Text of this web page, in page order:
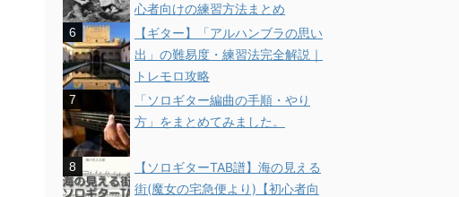
心者向けの練習方法まとめ
【ギター】「アルハンブラの思い
出」の難易度・練習法完全解説｜
トレモロ攻略
「ソロギター編曲の手順・やり
方」をまとめてみました。
【ソロギターTAB譜】海の見える
街(魔女の宅急便より)【初心者向